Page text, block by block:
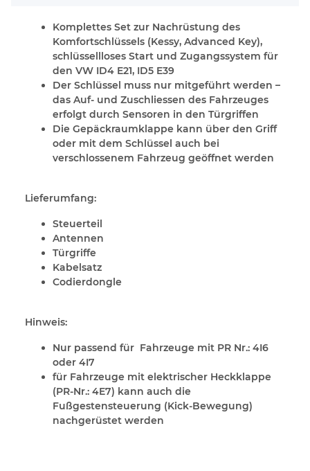
Komplettes Set zur Nachrüstung des
Komfortschlüssels (Kessy, Advanced Key),
schlüssellloses Start und Zugangssystem für
den VW ID4 E21, ID5 E39
Der Schlüssel muss nur mitgeführt werden –
das Auf- und Zuschliessen des Fahrzeuges
erfolgt durch Sensoren in den Türgriffen
Die Gepäckraumklappe kann über den Griff
oder mit dem Schlüssel auch bei
verschlossenem Fahrzeug geöffnet werden
Lieferumfang:
Steuerteil
Antennen
Türgriffe
Kabelsatz
Codierdongle
Hinweis:
Nur passend für Fahrzeuge mit PR Nr.: 4I6
oder 4I7
für Fahrzeuge mit elektrischer Heckklappe
(PR-Nr.: 4E7) kann auch die
Fußgestensteuerung (Kick-Bewegung)
nachgerüstet werden